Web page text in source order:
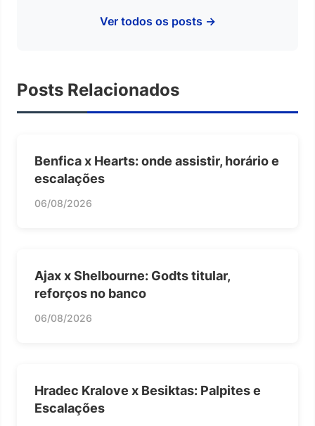
Ver todos os posts →
Posts Relacionados
Benfica x Hearts: onde assistir, horário e
escalações
06/08/2026
Ajax x Shelbourne: Godts titular,
reforços no banco
06/08/2026
Hradec Kralove x Besiktas: Palpites e
Escalações